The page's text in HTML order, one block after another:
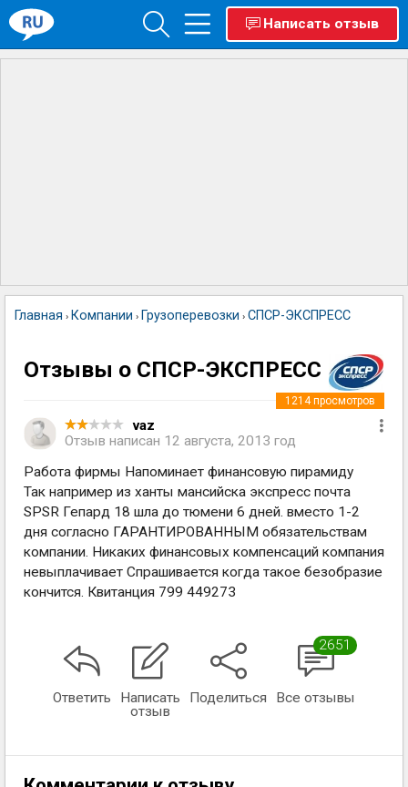
Написать отзыв
Главная › Компании › Грузоперевозки › СПСР-ЭКСПРЕСС
Отзывы о СПСР-ЭКСПРЕСС
vaz
Отзыв написан 12 августа, 2013 год
1214просмотров
Работа фирмы Напоминает финансовую пирамиду
Так например из ханты мансийска экспресс почта
SPSR Гепард 18 шла до тюмени 6 дней. вместо 1-2
дня согласно ГАРАНТИРОВАННЫМ обязательствам
компании. Никаких финансовых компенсаций компания
невыплачивает Спрашивается когда такое безобразие
кончится. Квитанция 799 449273
Ответить
Написать
отзыв
Поделиться
2651
Все отзывы